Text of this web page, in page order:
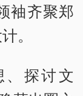
袖齐聚郑
。
探讨文